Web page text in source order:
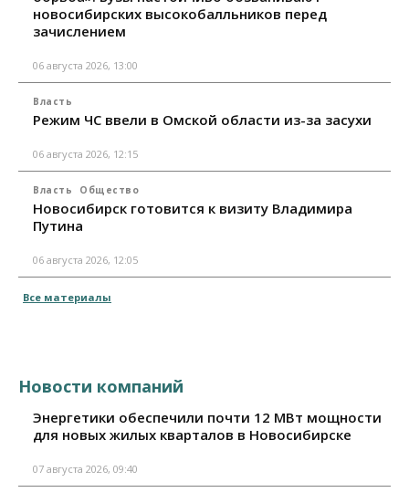
новосибирских высокобалльников перед
зачислением
06 августа 2026, 13:00
Власть
Режим ЧС ввели в Омской области из-за засухи
06 августа 2026, 12:15
Власть Общество
Новосибирск готовится к визиту Владимира
Путина
06 августа 2026, 12:05
Все материалы
Новости компаний
Энергетики обеспечили почти 12 МВт мощности
для новых жилых кварталов в Новосибирске
07 августа 2026, 09:40